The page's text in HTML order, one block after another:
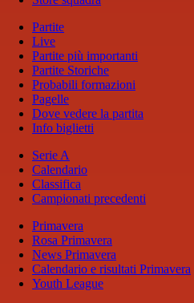
Partite
Live
Partite più importanti
Partite Storiche
Probabili formazioni
Pagelle
Dove vedere la partita
Info biglietti
Serie A
Calendario
Classifica
Campionati precedenti
Primavera
Rosa Primavera
News Primavera
Calendario e risultati Primavera
Youth League